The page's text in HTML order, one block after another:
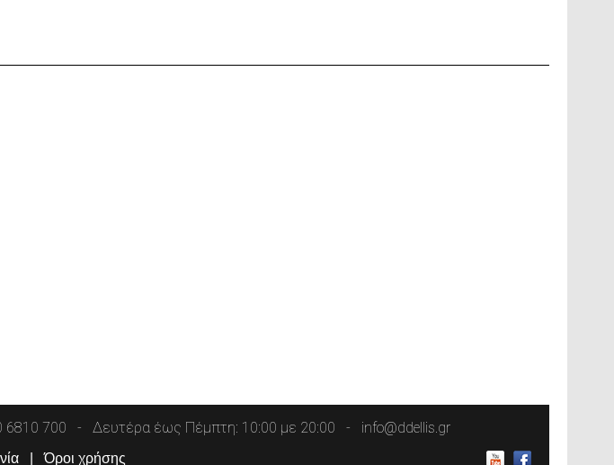
6810 700 Δευτέρα έως Πέμπτη: 10:00 με 20:00 info@ddellis.gr
Όροι χρήσης